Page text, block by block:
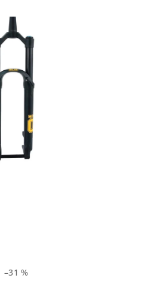
–31 %